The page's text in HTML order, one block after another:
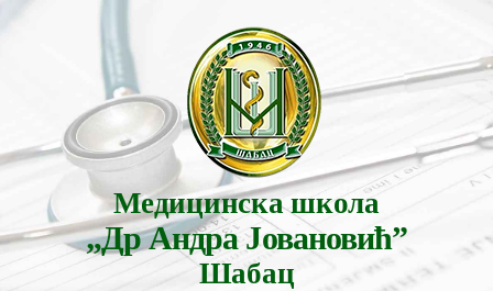
Медицинска школа
„Др Андра Јовановић”
Шабац